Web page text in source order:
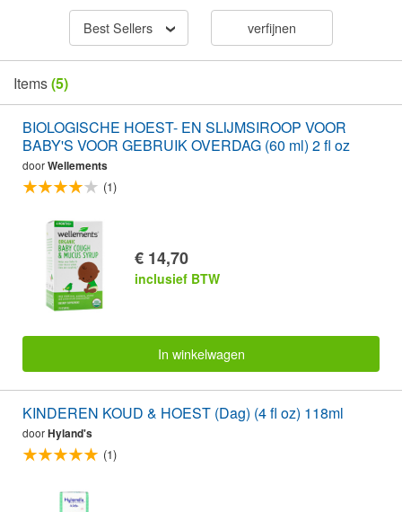
Best Sellers verfijnen
Items(5)
BIOLOGISCHE HOEST- EN SLIJMSIROOP VOOR
BABY'S VOOR GEBRUIK OVERDAG (60 ml) 2 fl oz
doorWellements
(1)
€ 14,70
inclusief BTW
In winkelwagen
KINDEREN KOUD & HOEST (Dag) (4 fl oz) 118ml
doorHyland's
(1)